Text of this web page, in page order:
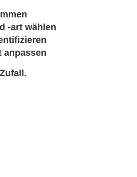
-art wählen
anpassen